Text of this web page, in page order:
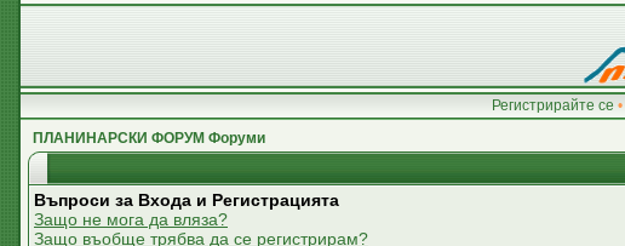
Регистрирайте се •
ПЛАНИНАРСКИ ФОРУМ Форуми
Въпроси за Входа и Регистрацията
Защо не мога да вляза?
Защо въобще трябва да се регистрирам?